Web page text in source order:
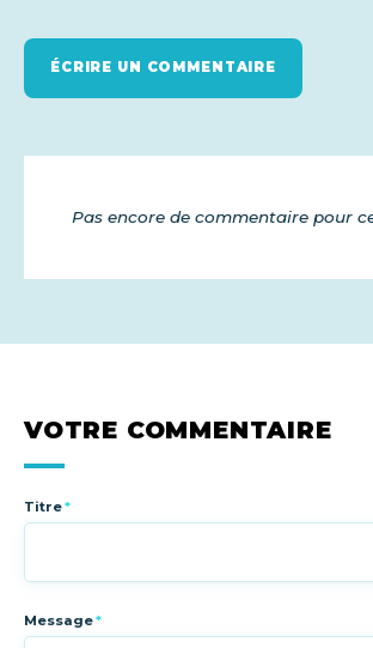
ÉCRIRE UN COMMENTAIRE
Pas encore de commentaire pour
VOTRE COMMENTAIRE
Titre*
Message*